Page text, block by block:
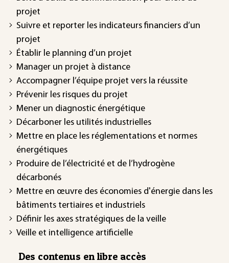
projet
Suivre et reporter les indicateurs financiers d’un
projet
Établir le planning d’un projet
Manager un projet à distance
Accompagner l’équipe projet vers la réussite
Prévenir les risques du projet
Mener un diagnostic énergétique
Décarboner les utilités industrielles
Mettre en place les réglementations et normes
énergétiques
Produire de l’électricité et de l’hydrogène
décarbonés
Mettre en œuvre des économies d'énergie dans les
bâtiments tertiaires et industriels
Définir les axes stratégiques de la veille
Veille et intelligence artificielle
Des contenus en libre accès